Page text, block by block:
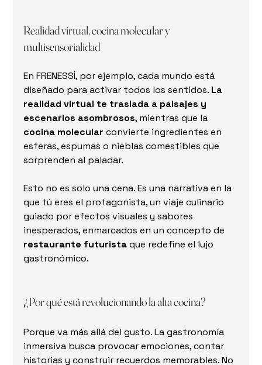
Realidad virtual, cocina molecular y
multisensorialidad
En FRENESSÍ, por ejemplo, cada mundo está
diseñado para activar todos los sentidos. La
realidad virtual te traslada a paisajes y
escenarios asombrosos, mientras que la
cocina molecular convierte ingredientes en
esferas, espumas o nieblas comestibles que
sorprenden al paladar.
Esto no es solo una cena. Es una narrativa en la
que tú eres el protagonista, un viaje culinario
guiado por efectos visuales y sabores
inesperados, enmarcados en un concepto de
restaurante futurista que redefine el lujo
gastronómico.
¿Por qué está revolucionando la alta cocina?
Porque va más allá del gusto. La gastronomía
inmersiva busca provocar emociones, contar
historias y construir recuerdos memorables. No